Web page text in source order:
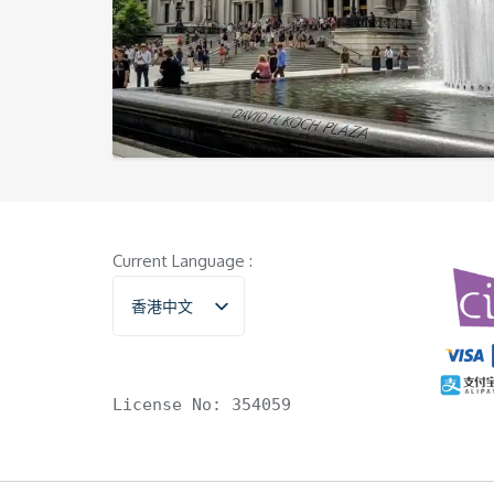
Current Language :
香港中文
English
License No: 354059